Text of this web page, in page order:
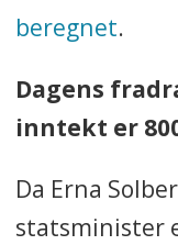
beregnet.
Dagens
inntekt er
Da Erna
statsminister